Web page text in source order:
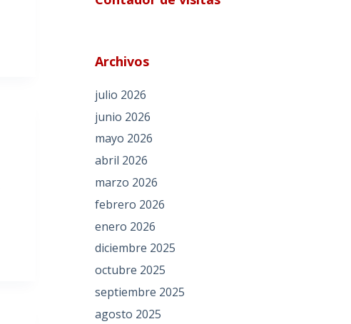
Archivos
julio 2026
junio 2026
mayo 2026
abril 2026
marzo 2026
febrero 2026
enero 2026
diciembre 2025
octubre 2025
septiembre 2025
agosto 2025